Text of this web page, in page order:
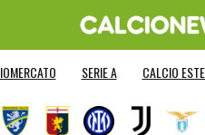
SERIE A CALCIO